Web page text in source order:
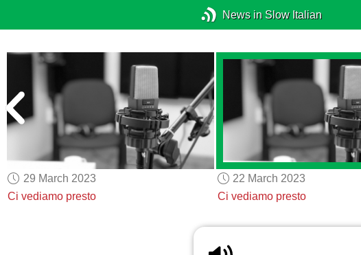
News in Slow Italian
29 March 2023
Ci vediamo presto
22 March 2023
Ci vediamo presto